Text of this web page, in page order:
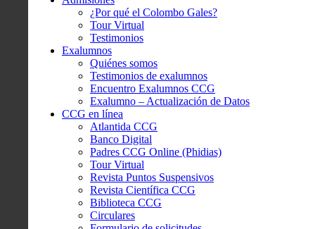
¿Por qué el Colombo Gales?
Tour Virtual
Testimonios
Exalumnos
Quiénes somos
Testimonios de exalumnos
Encuentro Exalumnos CCG
Exalumno – Actualización de Datos
CCG en línea
Atlantida CCG
Banco Digital
Padres CCG Online (Phidias)
Tour Virtual
Revista Puntos Suspensivos
Revista Científica CCG
Biblioteca CCG
Circulares